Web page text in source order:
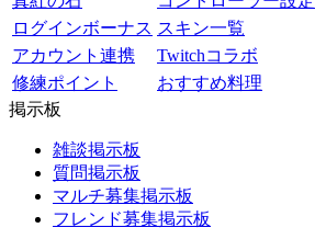
ログインボーナス スキン一覧
アカウント連携
Twitchコラボ
修練ポイント
おすすめ料理
掲示板
雑談掲示板
質問掲示板
マルチ募集掲示板
フレンド募集掲示板